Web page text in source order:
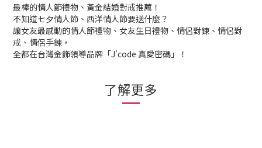
最棒的情人節禮物、黃金結婚對戒推薦！
不知道七夕情人節、西洋情人節要送什麼？
讓女友最感動的情人節禮物、女友生日禮物、情侶對鍊、情侶對
戒、情侶手鍊，
全都在台灣金飾領導品牌「J'code 真愛密碼」！
了解更多